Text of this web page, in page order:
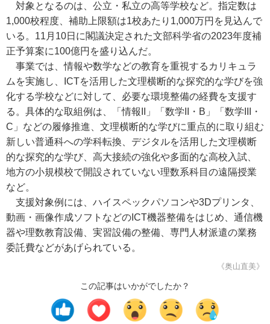
対象となるのは、公立・私立の高等学校など。指定数は
1,000校程度、補助上限額は1校あたり1,000万円を見込んで
いる。11月10日に閣議決定された文部科学省の2023年度補
正予算案に100億円を盛り込んだ。
事業では、情報や数学などの教育を重視するカリキュラ
ムを実施し、ICTを活用した文理横断的な探究的な学びを強
化する学校などに対して、必要な環境整備の経費を支援す
る。具体的な取組例は、「情報II」「数学II・B」「数学III・
C」などの履修推進、文理横断的な学びに重点的に取り組む
新しい普通科への学科転換、デジタルを活用した文理横断
的な探究的な学び、高大接続の強化や多面的な高校入試、
地方の小規模校で開設されていない理数系科目の遠隔授業
など。
支援対象例には、ハイスペックパソコンや3Dプリンタ、
動画・画像作成ソフトなどのICT機器整備をはじめ、通信機
器や理数教育設備、実習設備の整備、専門人材派遣の業務
委託費などがあげられている。
《奥山直美》
この記事はいかがでしたか？